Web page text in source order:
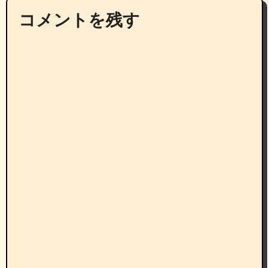
コメントを残す